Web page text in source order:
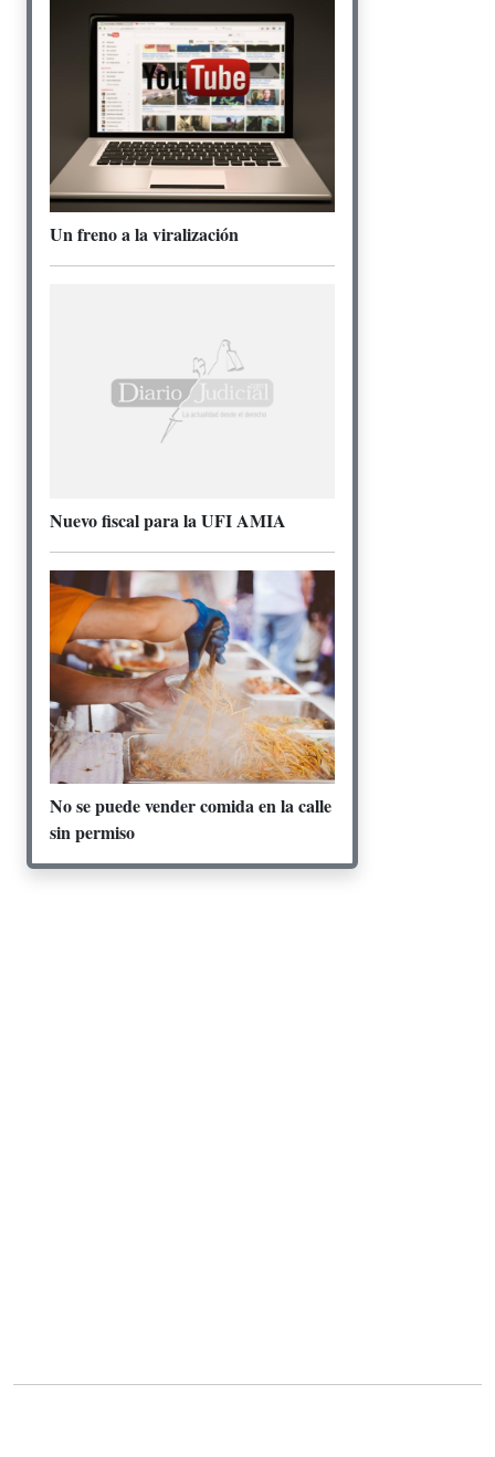
Un freno a la viralización
Nuevo fiscal para la UFI AMIA
No se puede vender comida en la calle
sin permiso